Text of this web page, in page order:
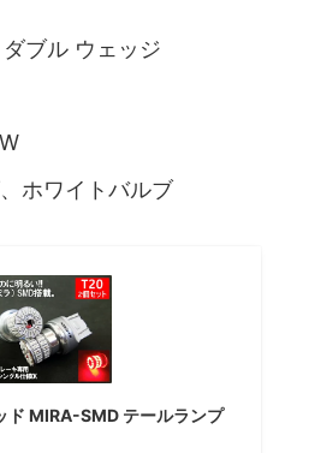
ブル ウェッジ
ホワイトバルブ
ド MIRA-SMD テールランプ